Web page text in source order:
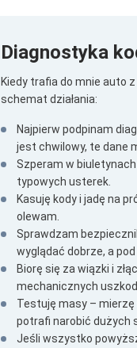
Diagnostyka
Kiedy trafia do mnie auto
schemat działania:
Najpierw podpinam
jest chwilowy, te dane
Szperam w
typowych usterek.
Kasuję kody i jadę na
olewam.
Sprawdzam
wyglądać dobrze, a
Biorę się za wiązki i
mechanicznych
Testuję masy – mierzę
potrafi narobić dużych
Jeśli wszystko